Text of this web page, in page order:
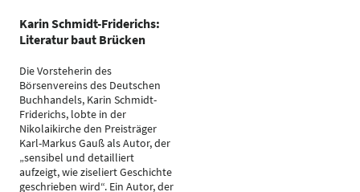
Karin Schmidt-Friderichs:
Literatur baut Brücken
Die Vorsteherin des
Börsenvereins des Deutschen
Buchhandels, Karin Schmidt-
Friderichs, lobte in der
Nikolaikirche den Preisträger
Karl-Markus Gauß als Autor, der
„sensibel und detailliert
aufzeigt, wie ziseliert Geschichte
geschrieben wird“. Ein Autor, der